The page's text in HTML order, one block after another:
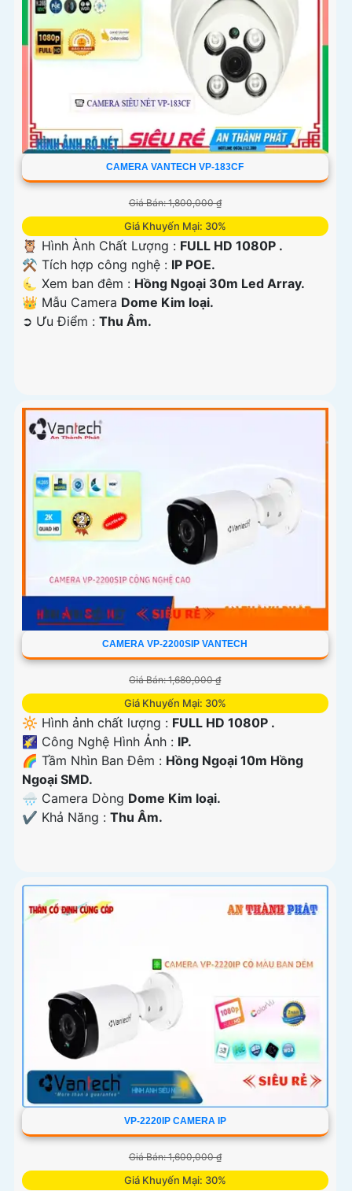
CAMERA VANTECH VP-183CF
Giá Bán: 1,800,000 ₫
Giá Khuyến Mại: 30%
🦉 Hình Ành Chất Lượng : FULL HD 1080P .
⚒ Tích hợp công nghệ : IP POE.
🌜 Xem ban đêm : Hồng Ngoại 30m Led Array.
👑 Mẫu Camera Dome Kim loại.
️➲ Ưu Điểm : Thu Âm.
CAMERA VP-2200SIP VANTECH
Giá Bán: 1,680,000 ₫
Giá Khuyến Mại: 30%
🔆 Hình ảnh chất lượng : FULL HD 1080P .
🌠 Công Nghệ Hình Ảnh : IP.
🌈 Tầm Nhìn Ban Đêm : Hồng Ngoại 10m Hồng
Ngoại SMD.
🌧️ Camera Dòng Dome Kim loại.
️✔️ Khả Năng : Thu Âm.
VP-2220IP CAMERA IP
Giá Bán: 1,600,000 ₫
Giá Khuyến Mại: 30%